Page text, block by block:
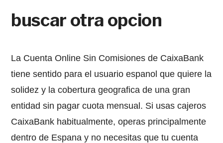
buscar otra opcion
La Cuenta Online Sin Comisiones de CaixaBank
tiene sentido para el usuario espanol que quiere la
solidez y la cobertura geografica de una gran
entidad sin pagar cuota mensual. Si usas cajeros
CaixaBank habitualmente, operas principalmente
dentro de Espana y no necesitas que tu cuenta